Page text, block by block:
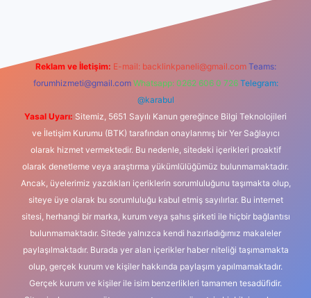
Reklam ve İletişim: E-mail: backlinkpaneli@gmail.com Teams:
forumhizmeti@gmail.com Whatsapp: 0262 606 0 726 Telegram:
@karabul
Yasal Uyarı: Sitemiz, 5651 Sayılı Kanun gereğince Bilgi Teknolojileri
ve İletişim Kurumu (BTK) tarafından onaylanmış bir Yer Sağlayıcı
olarak hizmet vermektedir. Bu nedenle, sitedeki içerikleri proaktif
olarak denetleme veya araştırma yükümlülüğümüz bulunmamaktadır.
Ancak, üyelerimiz yazdıkları içeriklerin sorumluluğunu taşımakta olup,
siteye üye olarak bu sorumluluğu kabul etmiş sayılırlar. Bu internet
sitesi, herhangi bir marka, kurum veya şahıs şirketi ile hiçbir bağlantısı
bulunmamaktadır. Sitede yalnızca kendi hazırladığımız makaleler
paylaşılmaktadır. Burada yer alan içerikler haber niteliği taşımamakta
olup, gerçek kurum ve kişiler hakkında paylaşım yapılmamaktadır.
Gerçek kurum ve kişiler ile isim benzerlikleri tamamen tesadüfidir.